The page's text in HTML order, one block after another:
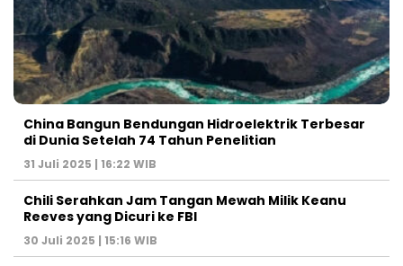
China Bangun Bendungan Hidroelektrik Terbesar
di Dunia Setelah 74 Tahun Penelitian
31 Juli 2025 | 16:22 WIB
Chili Serahkan Jam Tangan Mewah Milik Keanu
Reeves yang Dicuri ke FBI
30 Juli 2025 | 15:16 WIB